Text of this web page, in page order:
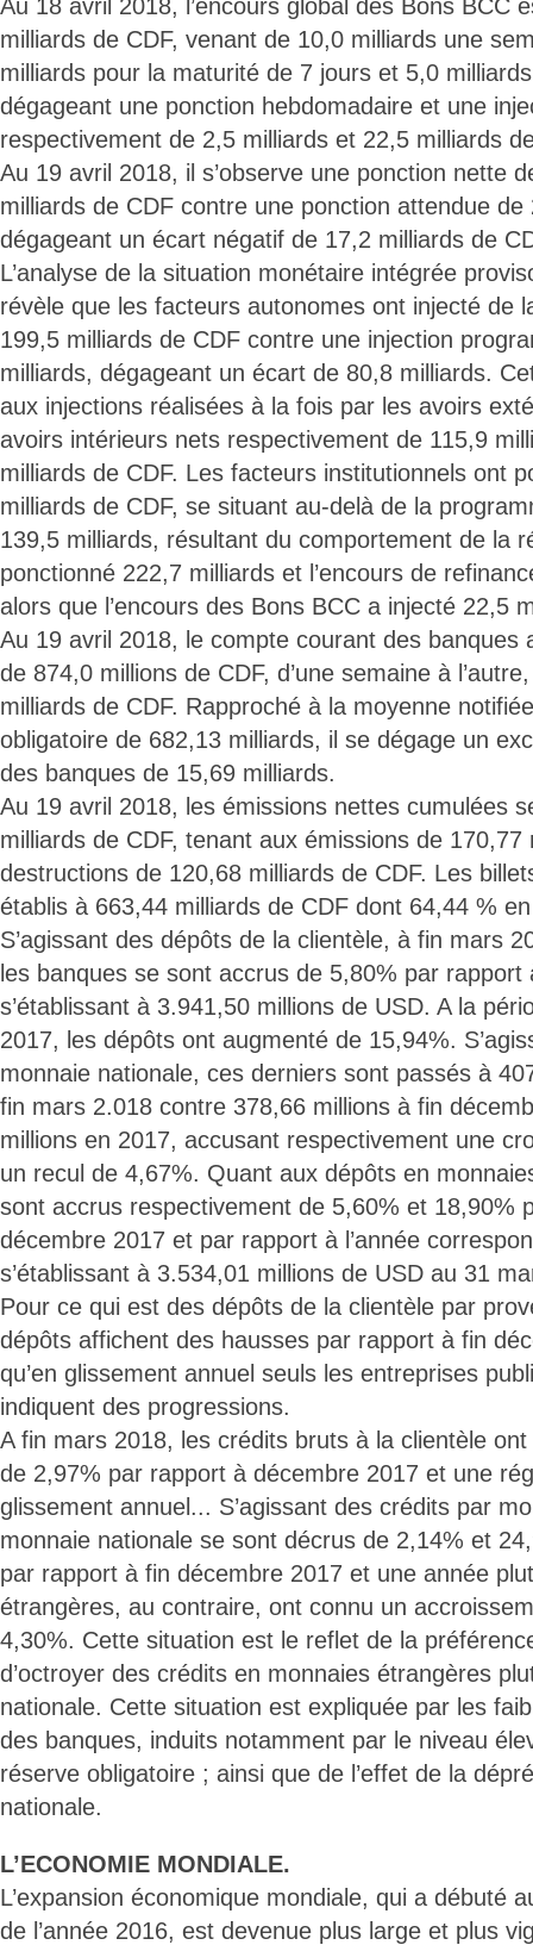
Au 18 avril 2018, l’encours global des Bons BCC
milliards de CDF, venant de 10,0 milliards une
milliards pour la maturité de 7 jours et 5,0
dégageant une ponction hebdomadaire et une
respectivement de 2,5 milliards et 22,5 milliards
Au 19 avril 2018, il s’observe une ponction nette
milliards de CDF contre une ponction attendue de
dégageant un écart négatif de 17,2 milliards de
L’analyse de la situation monétaire intégrée
révèle que les facteurs autonomes ont injecté de
199,5 milliards de CDF contre une injection
milliards, dégageant un écart de 80,8 milliards.
aux injections réalisées à la fois par les avoirs
avoirs intérieurs nets respectivement de 115,9
milliards de CDF. Les facteurs institutionnels ont
milliards de CDF, se situant au-delà de la
139,5 milliards, résultant du comportement de la
ponctionné 222,7 milliards et l’encours de
alors que l’encours des Bons BCC a injecté 22,5
Au 19 avril 2018, le compte courant des banques
de 874,0 millions de CDF, d’une semaine à
milliards de CDF. Rapproché à la moyenne
obligatoire de 682,13 milliards, il se dégage un
des banques de 15,69 milliards.
Au 19 avril 2018, les émissions nettes cumulées
milliards de CDF, tenant aux émissions de 170,77
destructions de 120,68 milliards de CDF. Les
établis à 663,44 milliards de CDF dont 64,44 %
S’agissant des dépôts de la clientèle, à fin mars
les banques se sont accrus de 5,80% par
s’établissant à 3.941,50 millions de USD. A la
2017, les dépôts ont augmenté de 15,94%.
monnaie nationale, ces derniers sont passés à
fin mars 2.018 contre 378,66 millions à fin
millions en 2017, accusant respectivement une
un recul de 4,67%. Quant aux dépôts en
sont accrus respectivement de 5,60% et 18,90%
décembre 2017 et par rapport à l’année
s’établissant à 3.534,01 millions de USD au 31
Pour ce qui est des dépôts de la clientèle par
dépôts affichent des hausses par rapport à fin
qu’en glissement annuel seuls les entreprises
indiquent des progressions.
A fin mars 2018, les crédits bruts à la clientèle
de 2,97% par rapport à décembre 2017 et une
glissement annuel... S’agissant des crédits par
monnaie nationale se sont décrus de 2,14% et
par rapport à fin décembre 2017 et une année
étrangères, au contraire, ont connu un
4,30%. Cette situation est le reflet de la
d’octroyer des crédits en monnaies étrangères
nationale. Cette situation est expliquée par les
des banques, induits notamment par le niveau
réserve obligatoire ; ainsi que de l’effet de la
nationale.
L’ECONOMIE MONDIALE.
L’expansion économique mondiale, qui a débuté
de l’année 2016, est devenue plus large et plus